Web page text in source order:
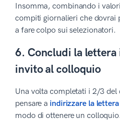
Insomma, combinando i
compiti giornalieri che dovrai
a fare colpo sui selezionatori.
6. Concludi la lettera
invito al colloquio
Una volta completati i 2/3 del
pensare a indirizzare la
modo di ottenere un colloquio.